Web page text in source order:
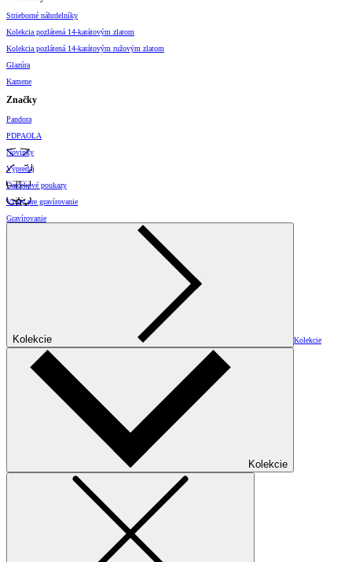
Strieborné náhrdelníky
Kolekcia pozlátená 14-karátovým zlatom
Kolekcia pozlátená 14-karátovým ružovým zlatom
Glazúra
Kamene
Značky
Pandora
PDPAOLA
Novinky
Výpredaj
Darčekové poukazy
Vzory pre gravírovanie
Gravírovanie
Kolekcie Kolekcie
Kolekcie